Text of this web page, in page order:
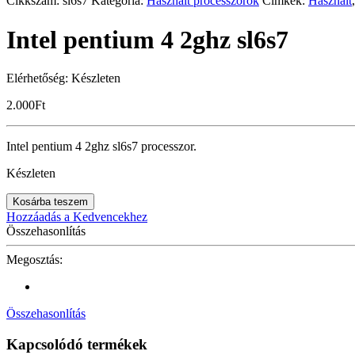
Intel pentium 4 2ghz sl6s7
Elérhetőség: Készleten
2.000Ft
Intel pentium 4 2ghz sl6s7 processzor.
Készleten
Kosárba teszem
Hozzáadás a Kedvencekhez
Összehasonlítás
Megosztás:
Összehasonlítás
Kapcsolódó termékek